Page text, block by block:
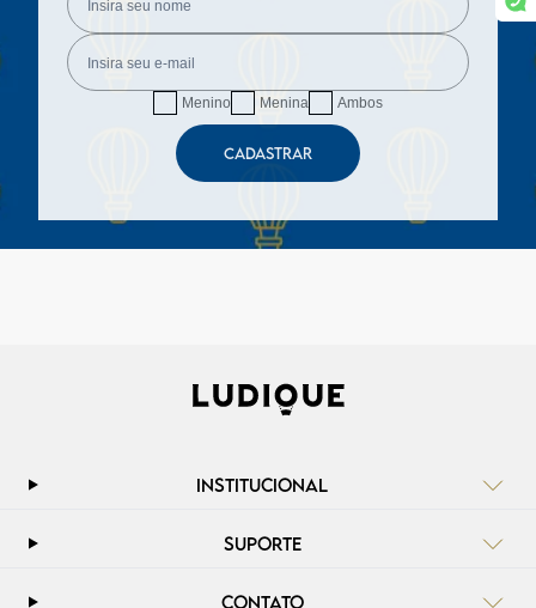
Menino Menina Ambos
CADASTRAR
INSTITUCIONAL
SUPORTE
CONTATO